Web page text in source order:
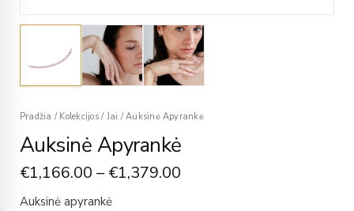
Pradžia / Kolekcijos / Jai /Auksinė Apyrankė
Auksinė Apyrankė
€1,166.00 – €1,379.00
Auksinė apyrankė